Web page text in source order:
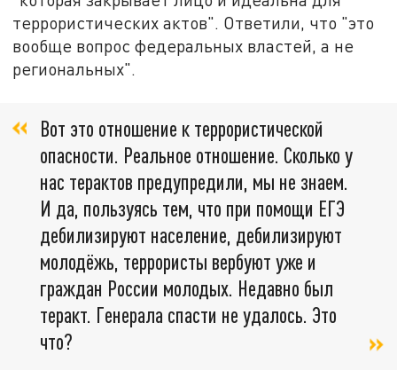
террористических актов". Ответили, что "это
вообще вопрос федеральных властей, а не
региональных".
Вот это отношение к террористической
опасности. Реальное отношение. Сколько у
нас терактов предупредили, мы не знаем.
И да, пользуясь тем, что при помощи ЕГЭ
дебилизируют население, дебилизируют
молодёжь, террористы вербуют уже и
граждан России молодых. Недавно был
теракт. Генерала спасти не удалось. Это
что?